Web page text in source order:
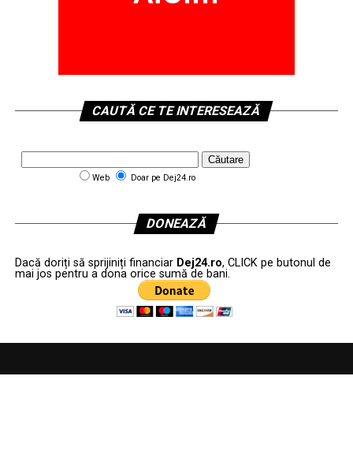
CAUTĂ CE TE INTERESEAZĂ
Web Doar pe Dej24.ro
DONEAZĂ
Dacă doriți să sprijiniți financiar Dej24.ro, CLICK pe butonul de
mai jos pentru a dona orice sumă de bani.